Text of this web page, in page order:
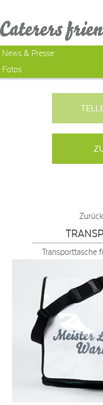
News & Presse
Fotos
Transporttasche